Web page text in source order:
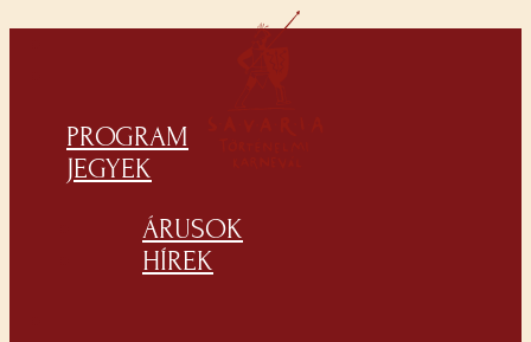
PROGRAM
JEGYEK
ÁRUSOK
HÍREK